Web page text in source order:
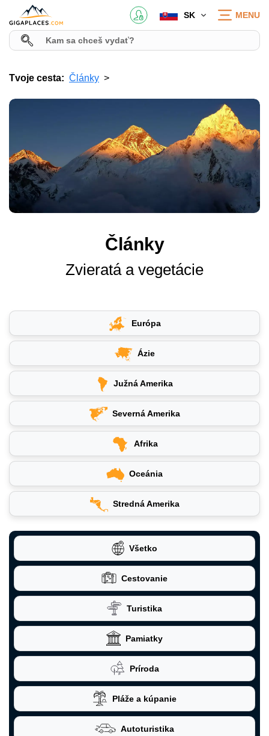
SK MENU
Tvoje cesta: Články
Články
Zvieratá a vegetácie
Európa
Ázie
Južná Amerika
Severná Amerika
Afrika
Oceánia
Stredná Amerika
Všetko
Cestovanie
Turistika
Pamiatky
Príroda
Pláže a kúpanie
Autoturistika